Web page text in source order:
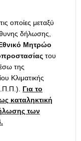
οποίες μεταξύ
δήλωσης,
Μητρώο
του
της
Κλιματικής
Για το
καταληκτική
των